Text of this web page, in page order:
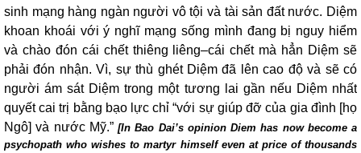
sinh mạng hàng ngàn người vô tội và tài sản đất nước. Diệm
khoan khoái với ý nghĩ mạng sống mình đang bị nguy hiểm
và chào đón cái chết thiêng liêng–cái chết mà hẳn Diệm sẽ
phải đón nhận. Vì, sự thù ghét Diệm đã lên cao độ và sẽ có
người ám sát Diệm trong một tương lai gần nếu Diệm nhất
quyết cai trị bằng bạo lực chỉ “với sự giúp đỡ của gia đình [họ
Ngô] và nước Mỹ.” [In Bao Dai’s opinion Diem has now become a
psychopath who wishes to martyr himself even at price of thousands